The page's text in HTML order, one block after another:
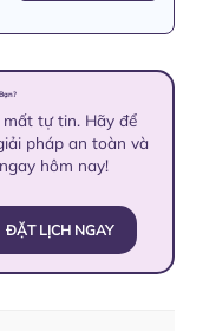
tự tin. Hãy để
pháp an toàn và
hôm nay!
ĐẶT LỊCH NGAY